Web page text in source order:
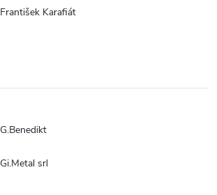
František Karafiát
G.Benedikt
Gi.Metal srl